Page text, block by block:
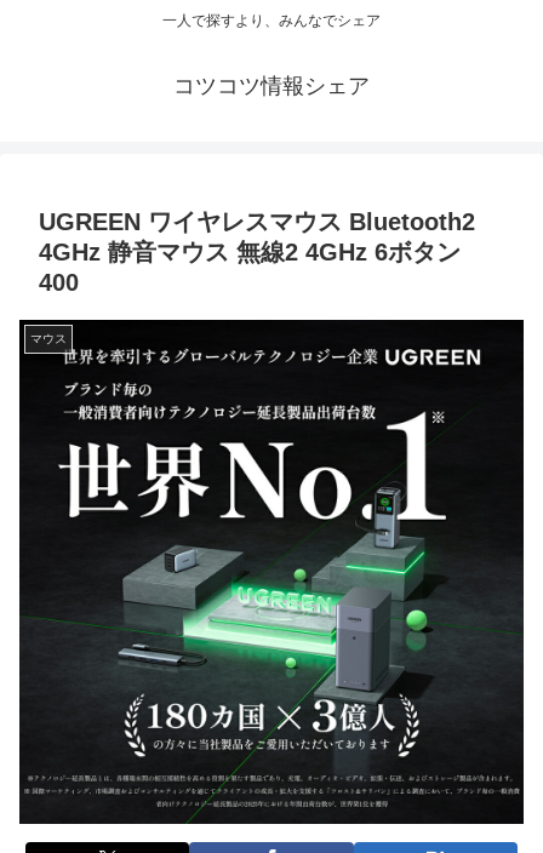
一人で探すより、みんなでシェア
コツコツ情報シェア
UGREEN ワイヤレスマウス Bluetooth2
4GHz 静音マウス 無線2 4GHz 6ボタン
400
マウス